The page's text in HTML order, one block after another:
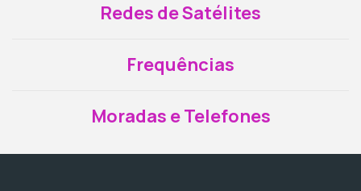
Redes de Satélites
Frequências
Moradas e Telefones